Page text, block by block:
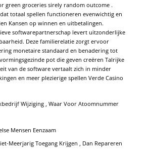
green groceries sirely random outcome .
totaal spellen functioneren evenwichtig en
Kansen op winnen en uitbetalingen.
softwarepartnerschap levert uitzonderlijke
Deze familierelatie zorgt ervoor
monetaire standaard en benadering tot
pot die geven creëren Talrijke
van de software vertaalt zich in minder
en meer plezierige spellen Verde Casino
Wijziging , Waar Voor Atoomnummer
Mensen Eenzaam
Meerjarig Toegang Krijgen , Dan Repareren